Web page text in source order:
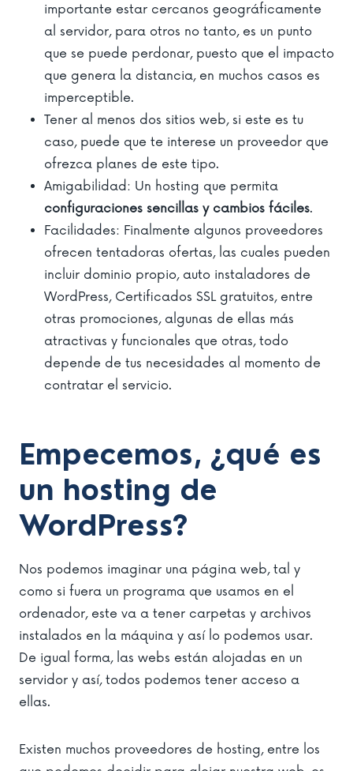
importante estar cercanos geográficamente
al servidor, para otros no tanto, es un punto
que se puede perdonar, puesto que el impacto
que genera la distancia, en muchos casos es
imperceptible.
Tener al menos dos sitios web, si este es tu
caso, puede que te interese un proveedor que
ofrezca planes de este tipo.
Amigabilidad: Un hosting que permita
configuraciones sencillas y cambios fáciles.
Facilidades: Finalmente algunos proveedores
ofrecen tentadoras ofertas, las cuales pueden
incluir dominio propio, auto instaladores de
WordPress, Certificados SSL gratuitos, entre
otras promociones, algunas de ellas más
atractivas y funcionales que otras, todo
depende de tus necesidades al momento de
contratar el servicio.
Empecemos, ¿qué es
un hosting de
WordPress?
Nos podemos imaginar una página web, tal y
como si fuera un programa que usamos en el
ordenador, este va a tener carpetas y archivos
instalados en la máquina y así lo podemos usar.
De igual forma, las webs están alojadas en un
servidor y así, todos podemos tener acceso a
ellas.
Existen muchos proveedores de hosting, entre los